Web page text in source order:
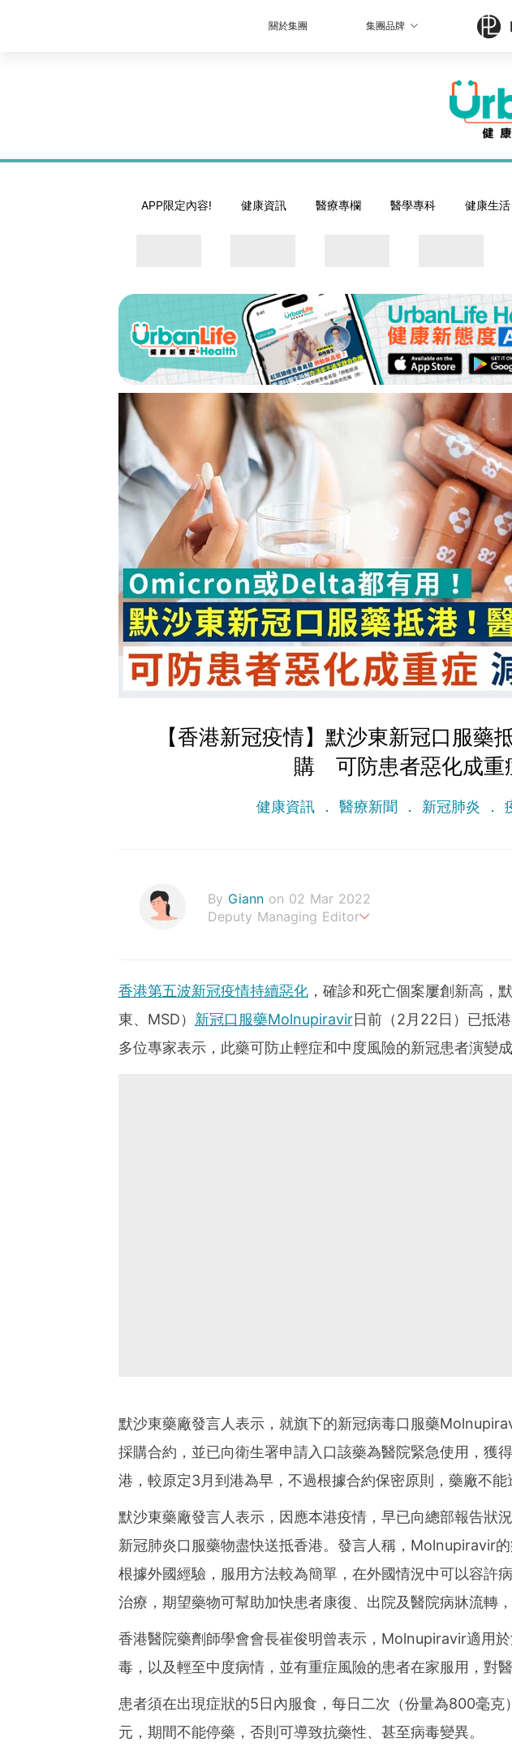
關於集團 集團品牌
APP限定內容! 健康資訊 醫療專欄 醫學專科 健康生活
【香港新冠疫情】默沙東新冠口服藥
購 可防患者惡化成重
健康資訊 醫療新聞 新冠肺炎
By Giann on 02 Mar 2022
Deputy Managing Editor
香港第五波新冠疫情持續惡化，確診和死亡個案屢創新高，
東、MSD） 新冠口服藥Molnupiravir日前（2月22日）已抵
多位專家表示，此藥可防止輕症和中度風險的新冠患者演變
默沙東藥廠發言人表示，就旗下的新冠病毒口服藥
採購合約，並已向衛生署申請入口該藥為醫院緊急使用，獲
港，較原定3月到港為早，不過根據合約保密原則，藥廠不能
默沙東藥廠發言人表示，因應本港疫情，早已向總部報告狀
新冠肺炎口服藥物盡快送抵香港。發言人稱，Molnupiravir的
根據外國經驗，服用方法較為簡單，在外國情況中可以容許
治療，期望藥物可幫助加快患者康復、出院及醫院病牀流轉
香港醫院藥劑師學會會長崔俊明曾表示，Molnupiravir適用
毒，以及輕至中度病情，並有重症風險的患者在家服用，對醫
患者須在出現症狀的5日內服食，每日二次（份量為800毫
元，期間不能停藥，否則可導致抗藥性、甚至病毒變異。